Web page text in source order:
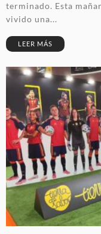
terminado. Esta
vivido una...
LEER MÁS